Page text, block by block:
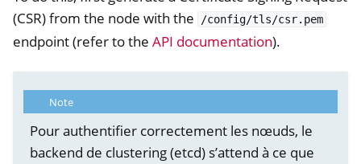
(CSR) from the node with the
/config/tls/csr.pem
endpoint (refer to the API documentation).
Note
Pour authentifier correctement les nœuds, le
backend de clustering (etcd) s’attend à ce que